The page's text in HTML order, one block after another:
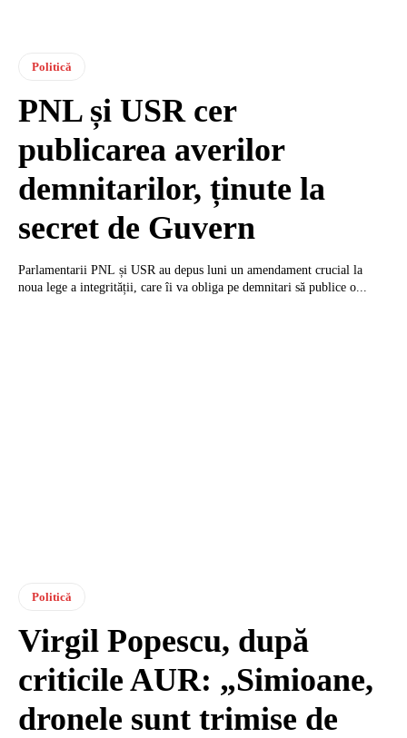
Politică
PNL și USR cer
publicarea averilor
demnitarilor, ținute la
secret de Guvern
Parlamentarii PNL și USR au depus luni un amendament crucial la
noua lege a integrității, care îi va obliga pe demnitari să publice o...
Politică
Virgil Popescu, după
criticile AUR: „Simioane,
dronele sunt trimise de